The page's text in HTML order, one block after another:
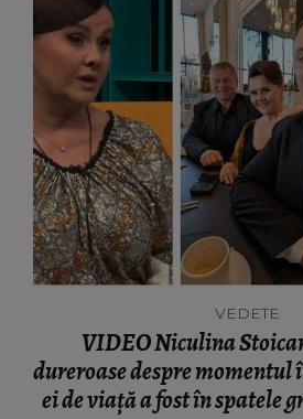
VEDETE
VIDEO Niculina
dureroase despre momentul
ei de viață a fost în spatele